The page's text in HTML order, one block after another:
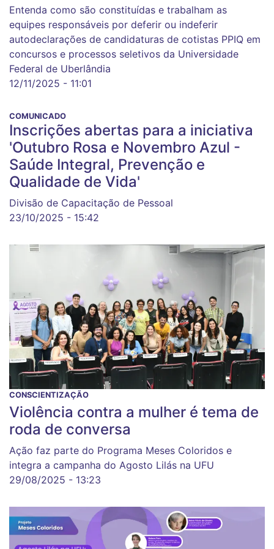
Entenda como são constituídas e trabalham as
equipes responsáveis por deferir ou indeferir
autodeclarações de candidaturas de cotistas PPIQ em
concursos e processos seletivos da Universidade
Federal de Uberlândia
12/11/2025 - 11:01
COMUNICADO
Inscrições abertas para a iniciativa
'Outubro Rosa e Novembro Azul -
Saúde Integral, Prevenção e
Qualidade de Vida'
Divisão de Capacitação de Pessoal
23/10/2025 - 15:42
CONSCIENTIZAÇÃO
Violência contra a mulher é tema de
roda de conversa
Ação faz parte do Programa Meses Coloridos e
integra a campanha do Agosto Lilás na UFU
29/08/2025 - 13:23